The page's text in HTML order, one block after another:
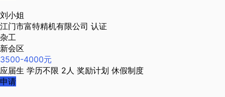
刘小姐
江门市富特精机有限公司 认证
杂工
新会区
3500-4000元
应届生 学历不限 2人 奖励计划 休假制度
申请